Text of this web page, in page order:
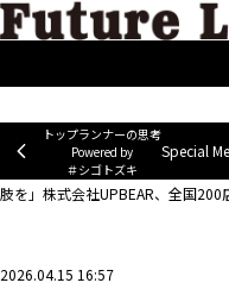
トップランナーの思考
Powered by
＃シゴトズキ
Special
企業ニュース
「無人洋服
肢を」株式会社UPBEAR、全国
2026.04.15 16:57